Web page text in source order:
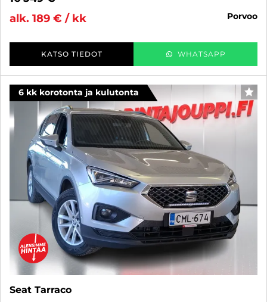
alk. 189 € / kk
porvoo
KATSO TIEDOT WHATSAPP
6 kk korotonta ja kulutonta
Seat Tarraco